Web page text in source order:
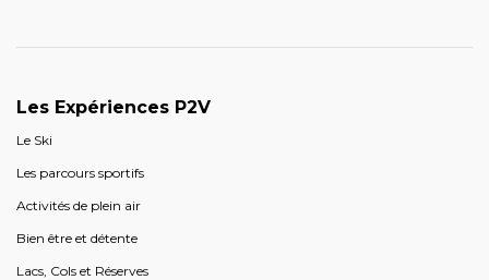
Les Expériences P2V
Le Ski
Les parcours sportifs
Activités de plein air
Bien être et détente
Lacs, Cols et Réserves